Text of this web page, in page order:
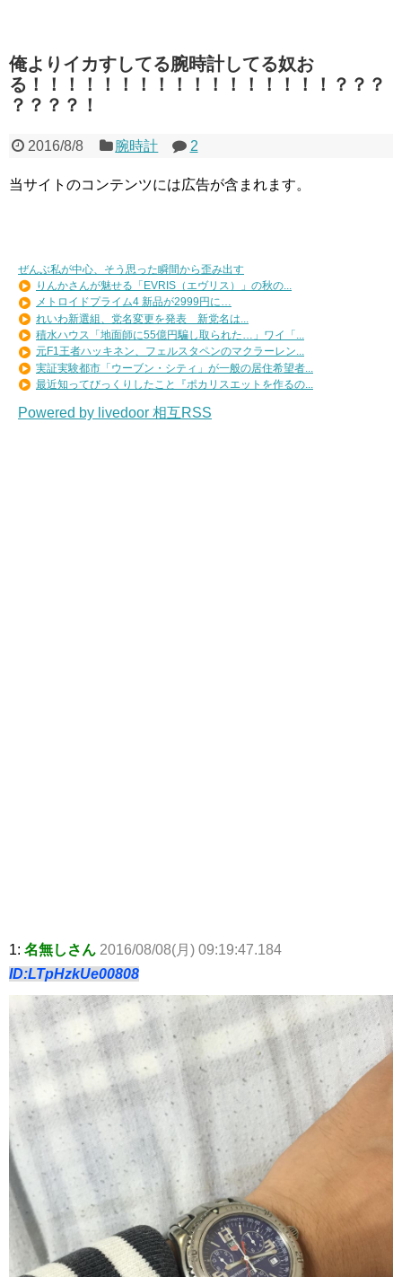
俺よりイカすしてる腕時計してる奴お
る！！！！！！！！！！！！！！！！！？？？
？？？？！
2016/8/8 腕時計 2
当サイトのコンテンツには広告が含まれます。
ぜんぶ私が中心、そう思った瞬間から歪み出す
りんかさんが魅せる「EVRIS（エヴリス）」の秋の...
メトロイドプライム4 新品が2999円に…
れいわ新選組、党名変更を発表 新党名は...
積水ハウス「地面師に55億円騙し取られた…」ワイ「...
元F1王者ハッキネン、フェルスタペンのマクラーレン...
実証実験都市「ウーブン・シティ」が一般の居住希望者...
最近知ってびっくりしたこと『ポカリスエットを作るの...
Powered by livedoor 相互RSS
1: 名無しさん 2016/08/08(月) 09:19:47.184
ID:LTpHzkUe00808